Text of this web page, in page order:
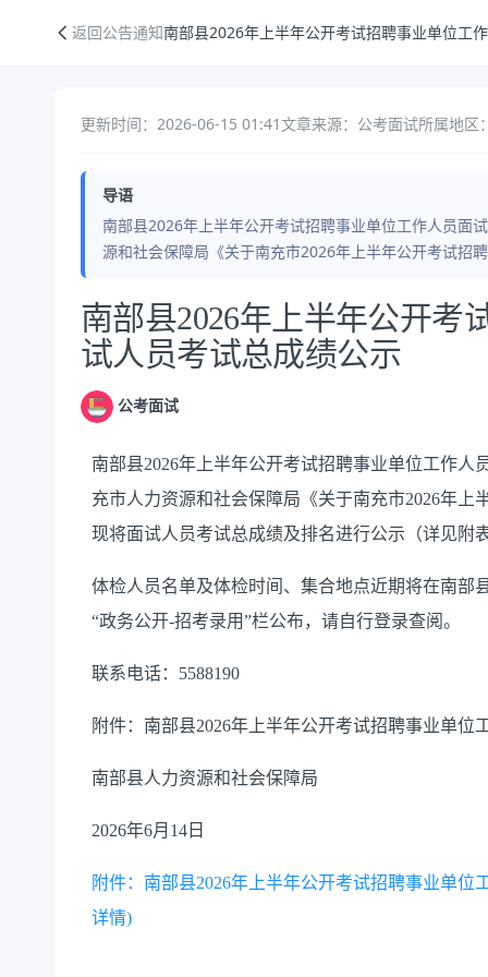
返回公告通知南部县2026年上半年公开考试招聘事业单位工
更新时间：2026-06-15 01:41文章来源：公考面试所属地区
导语
南部县2026年上半年公开考试招聘事业单位工作人员面
源和社会保障局《关于南充市2026年上半年公开考试招
公告正文
南部县2026年上半年公开考
试人员考试总成绩公示
公考面试
南部县2026年上半年公开考试招聘事业单位工作
充市人力资源和社会保障局《关于南充市2026年
现将面试人员考试总成绩及排名进行公示（详见附
体检人员名单及体检时间、集合地点近期将在南部
“政务公开-招考录用”栏公布，请自行登录查阅。
联系电话：5588190
附件：南部县2026年上半年公开考试招聘事业单位
南部县人力资源和社会保障局
2026年6月14日
附件：南部县2026年上半年公开考试招聘事业单
详情)